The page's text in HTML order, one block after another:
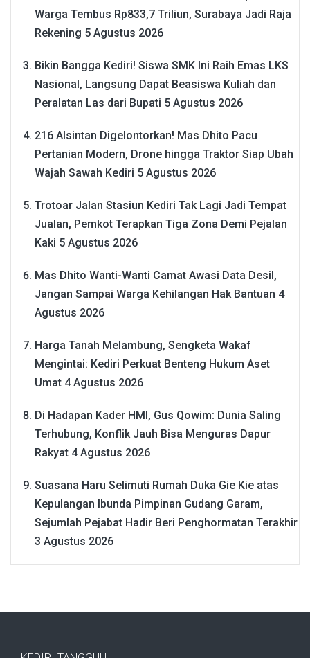
Warga Tembus Rp833,7 Triliun, Surabaya Jadi Raja
Rekening 5 Agustus 2026
Bikin Bangga Kediri! Siswa SMK Ini Raih Emas LKS
Nasional, Langsung Dapat Beasiswa Kuliah dan
Peralatan Las dari Bupati 5 Agustus 2026
216 Alsintan Digelontorkan! Mas Dhito Pacu
Pertanian Modern, Drone hingga Traktor Siap Ubah
Wajah Sawah Kediri 5 Agustus 2026
Trotoar Jalan Stasiun Kediri Tak Lagi Jadi Tempat
Jualan, Pemkot Terapkan Tiga Zona Demi Pejalan
Kaki 5 Agustus 2026
Mas Dhito Wanti-Wanti Camat Awasi Data Desil,
Jangan Sampai Warga Kehilangan Hak Bantuan 4
Agustus 2026
Harga Tanah Melambung, Sengketa Wakaf
Mengintai: Kediri Perkuat Benteng Hukum Aset
Umat 4 Agustus 2026
Di Hadapan Kader HMI, Gus Qowim: Dunia Saling
Terhubung, Konflik Jauh Bisa Menguras Dapur
Rakyat 4 Agustus 2026
Suasana Haru Selimuti Rumah Duka Gie Kie atas
Kepulangan Ibunda Pimpinan Gudang Garam,
Sejumlah Pejabat Hadir Beri Penghormatan Terakhir
3 Agustus 2026